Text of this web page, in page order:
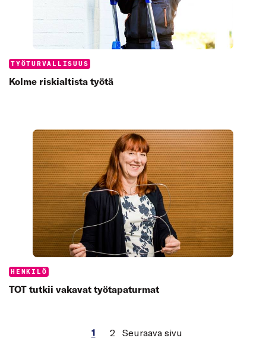
Categories:
TYÖTURVALLISUUS
Kolme riskialtista työtä
Categories:
HENKILÖ
TOT tutkii vakavat työtapaturmat
1 2 Seuraava sivu